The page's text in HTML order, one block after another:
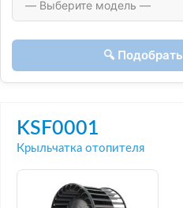
🔍 Подобрать
KSF0001
Крыльчатка отопителя